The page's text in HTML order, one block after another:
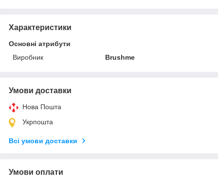
Характеристики
Основні атрибути
Виробник
Brushme
Умови доставки
Нова Пошта
Укрпошта
Всі умови доставки
Умови оплати